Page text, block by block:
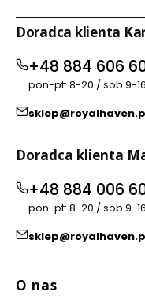
Doradca klienta
+48 884 606
pon-pt: 8-20 / sob 9-16
Doradca klienta
+48 884 006
pon-pt: 8-20 / sob 9-16
Linki w stopce
O nas